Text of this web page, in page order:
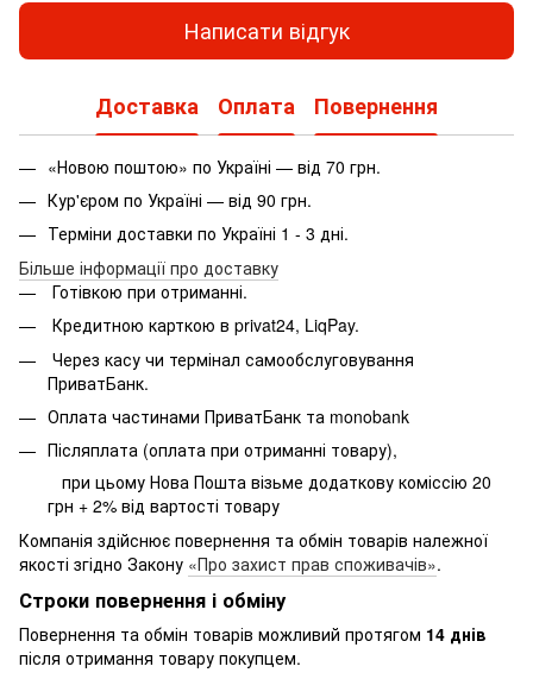
Написати відгук
Доставка Оплата Повернення
«Новою поштою» по Україні — від 70 грн.
Кур'єром по Україні — від 90 грн.
Терміни доставки по Україні 1 - 3 дні.
Більше інформації про доставку
Готівкою при отриманні.
Кредитною карткою в privat24, LiqPay.
Через касу чи термінал самообслуговування
ПриватБанк.
Оплата частинами ПриватБанк та monobank
Післяплата (оплата при отриманні товару),
при цьому Нова Пошта візьме додаткову коміссію 20
грн + 2% від вартості товару
Компанія здійснює повернення та обмін товарів належної
якості згідно Закону «Про захист прав споживачів».
Строки повернення і обміну
Повернення та обмін товарів можливий протягом 14 днів
після отримання товару покупцем.